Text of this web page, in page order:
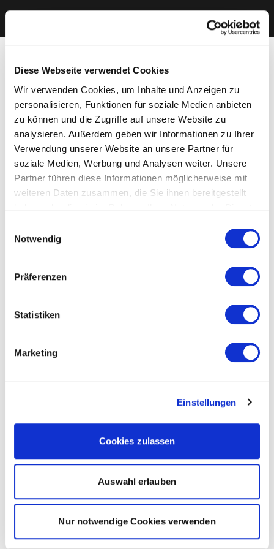
Diese Webseite verwendet Cookies
Wir verwenden Cookies, um Inhalte und Anzeigen zu
personalisieren, Funktionen für soziale Medien anbieten
zu können und die Zugriffe auf unsere Website zu
analysieren. Außerdem geben wir Informationen zu Ihrer
Verwendung unserer Website an unsere Partner für
soziale Medien, Werbung und Analysen weiter. Unsere
Partner führen diese Informationen möglicherweise mit
weiteren Daten zusammen, die Sie ihnen bereitgestellt
Cookies, wenn Sie unsere Webseite weiterhin nutzen.
Notwendig
Präferenzen
Statistiken
Marketing
Einstellungen
Cookies zulassen
Auswahl erlauben
Nur notwendige Cookies verwenden